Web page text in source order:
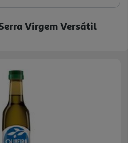
Virgem Versátil